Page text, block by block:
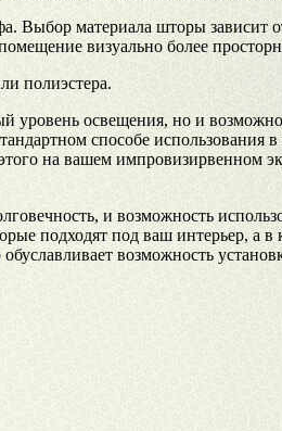
Выбор материала шторы
визуально более
полиэстера.
освещения, но и
способе использования в
на вашем импровизирвенном
и возможность
подходят под ваш интерьер, а в
возможность